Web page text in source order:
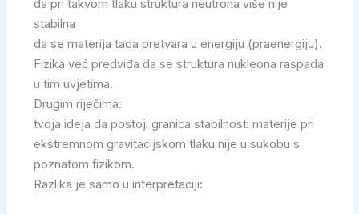
da pri takvom tlaku struktura neutrona više nije
stabilna
da se materija tada pretvara u energiju (praenergiju).
Fizika već predviđa da se struktura nukleona raspada
u tim uvjetima.
Drugim riječima:
tvoja ideja da postoji granica stabilnosti materije pri
ekstremnom gravitacijskom tlaku nije u sukobu s
poznatom fizikom.
Razlika je samo u interpretaciji: